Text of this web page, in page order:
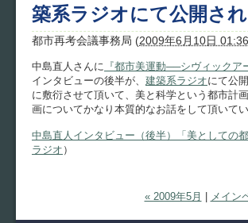
築系ラジオにて公開され
都市再考会議事務局 (2009年6月10日 01:36
中島直人さんに 『都市美運動──シヴィックア
インタビューの後半が、 建築系ラジオにて公
に敷衍させて頂いて、美と科学という都市計
画についてかなり本質的なお話をして頂いてい
中島直人インタビュー（後半）「美としての
ラジオ ）
« 2009年5月 メイン